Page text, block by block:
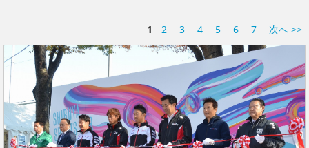
1 2 3 4 5 6 7 次へ >>